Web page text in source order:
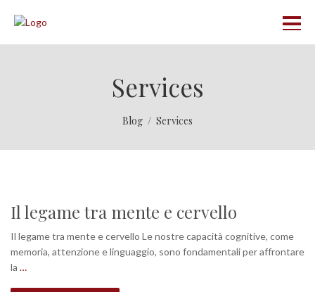
Services
Blog Services
Il legame tra mente e cervello
Il legame tra mente e cervello Le nostre capacità cognitive, come
memoria, attenzione e linguaggio, sono fondamentali per affrontare
la …